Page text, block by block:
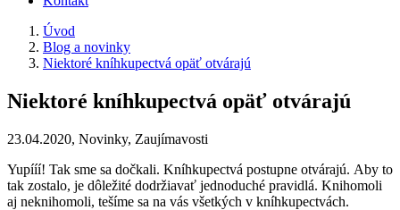
Úvod
Blog a novinky
Niektoré kníhkupectvá opäť otvárajú
Niektoré kníhkupectvá opäť otvárajú
23.04.2020, Novinky, Zaujímavosti
Yupííí! Tak sme sa dočkali. Kníhkupectvá postupne otvárajú. Aby to
tak zostalo, je dôležité dodržiavať jednoduché pravidlá. Knihomoli
aj neknihomoli, tešíme sa na vás všetkých v kníhkupectvách.